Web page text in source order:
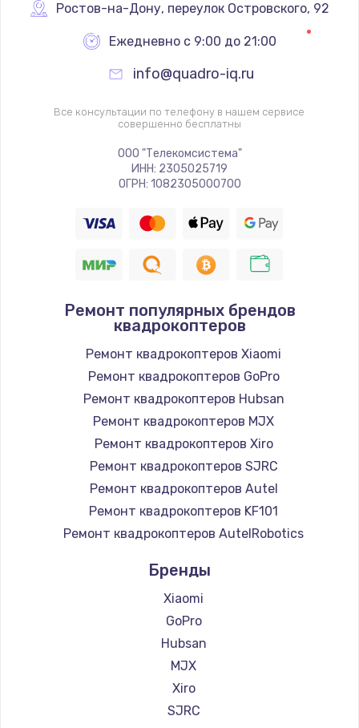
Ростов-на-Дону, переулок Островского, 92
Ежедневно с 9:00 до 21:00
info@quadro-iq.ru
Все консультации по телефону в нашем сервисе
совершенно бесплатны
ООО "Телекомсистема"
ИНН: 2305025719
ОГРН: 1082305000700
Ремонт популярных брендов
квадрокоптеров
Ремонт квадрокоптеров Xiaomi
Ремонт квадрокоптеров GoPro
Ремонт квадрокоптеров Hubsan
Ремонт квадрокоптеров MJX
Ремонт квадрокоптеров Xiro
Ремонт квадрокоптеров SJRC
Ремонт квадрокоптеров Autel
Ремонт квадрокоптеров KF101
Ремонт квадрокоптеров AutelRobotics
Бренды
Xiaomi
GoPro
Hubsan
MJX
Xiro
SJRC